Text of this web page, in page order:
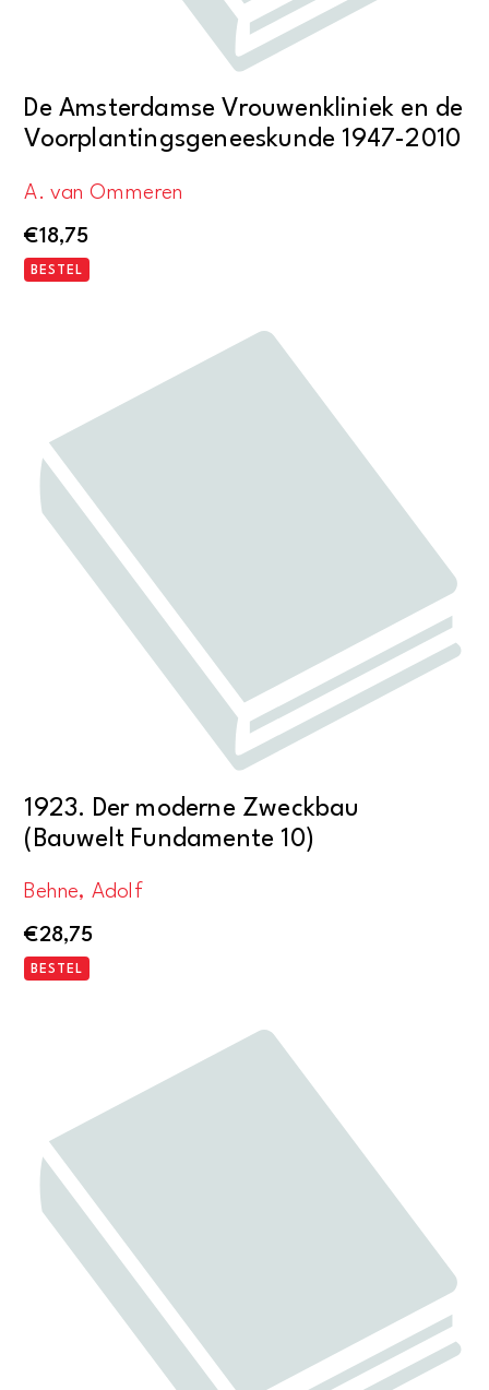
De Amsterdamse Vrouwenkliniek en de
Voorplantingsgeneeskunde 1947-2010
A. van Ommeren
€18,75
BESTEL
1923. Der moderne Zweckbau
(Bauwelt Fundamente 10)
Behne, Adolf
€28,75
BESTEL